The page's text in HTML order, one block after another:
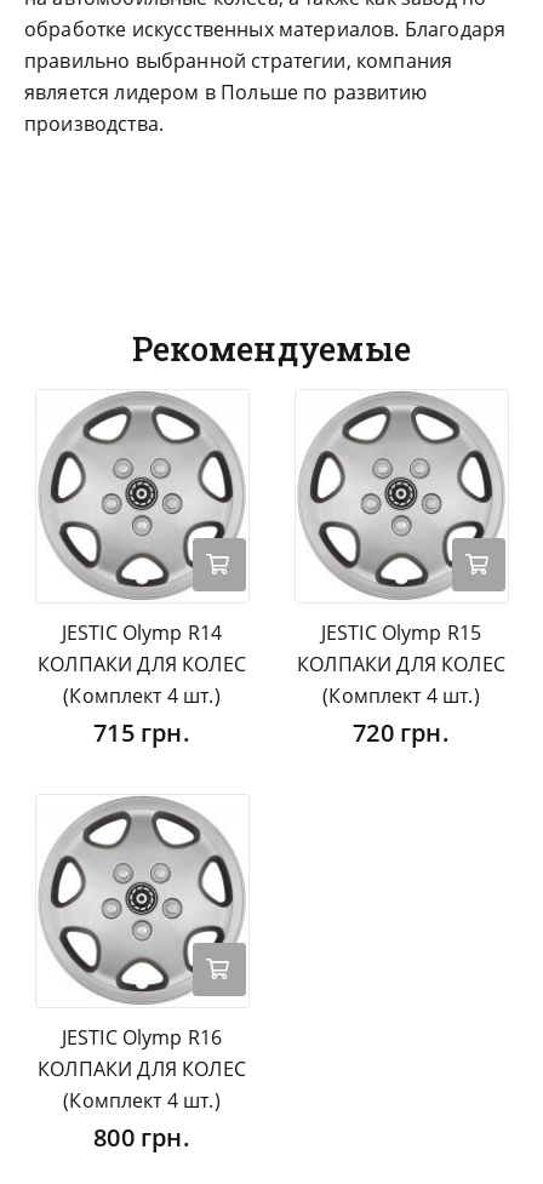
обработке искусственных материалов. Благодаря
правильно выбранной стратегии, компания
является лидером в Польше по развитию
производства.
Рекомендуемые
JESTIC Olymp R14
КОЛПАКИ ДЛЯ КОЛЕС
(Комплект 4 шт.)
715 грн.
JESTIC Olymp R15
КОЛПАКИ ДЛЯ КОЛЕС
(Комплект 4 шт.)
720 грн.
JESTIC Olymp R16
КОЛПАКИ ДЛЯ КОЛЕС
(Комплект 4 шт.)
800 грн.